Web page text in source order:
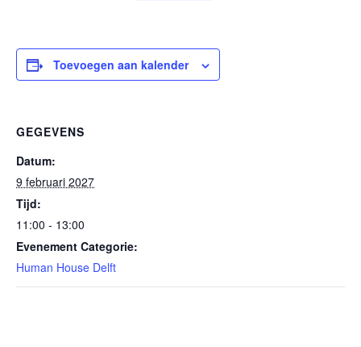
Toevoegen aan kalender
GEGEVENS
Datum:
9 februari 2027
Tijd:
11:00 - 13:00
Evenement Categorie:
Human House Delft